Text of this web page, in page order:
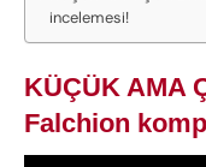
incelemesi!
KÜÇÜK AMA
Falchion